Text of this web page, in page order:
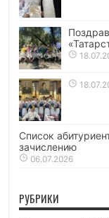
Список
зачислению
06.07.2026
РУБРИКИ